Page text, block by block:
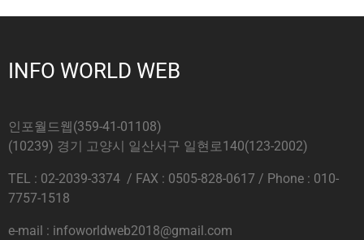
INFO WORLD WEB
인포월드웹(359-41-01108)
(10239) 경기 고양시 일산서구 일현로140(123-2002)
TEL : 02-2039-3374 / FAX : 0505-828-0617 / Phone : 010-
7757-1518
e-mail : infoworldweb2018@gmail.com